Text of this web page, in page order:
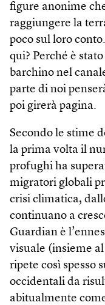
figure anonime
raggiungere la
poco sul loro
qui? Perché è
barchino nel
parte di noi
poi girerà pagina.
Secondo le stime
la prima volta il
profughi ha
migratori globali
crisi climatica,
continuano a
Guardian è
visuale (insieme
ripete così spesso
occidentali da
abitualmente